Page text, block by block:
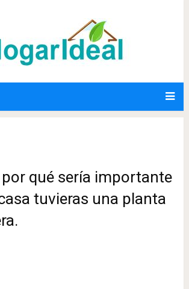
por qué sería importante
tuvieras una planta